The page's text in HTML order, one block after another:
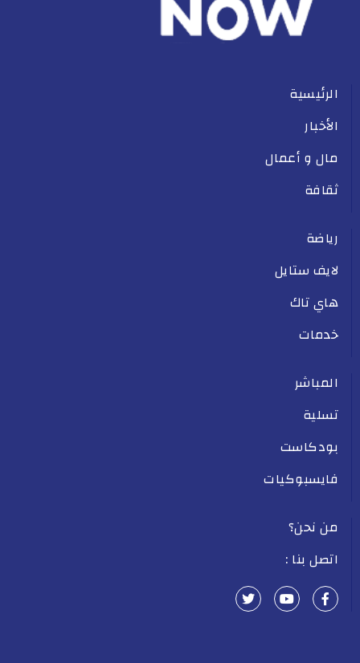
الرئيسية
الأخبار
مال و أعمال
ثقافة
رياضة
لايف ستايل
هاي تاك
خدمات
المباشر
تسلية
بودكاست
فايسبوكيات
من نحن؟
اتصل بنا :